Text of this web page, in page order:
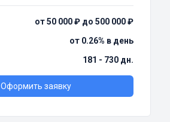
от 50 000 ₽ до 500 000 ₽
от 0.26% в день
181 - 730 дн.
Оформить заявку